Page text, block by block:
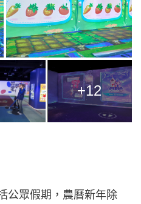
+12
公眾假期，農曆新年除